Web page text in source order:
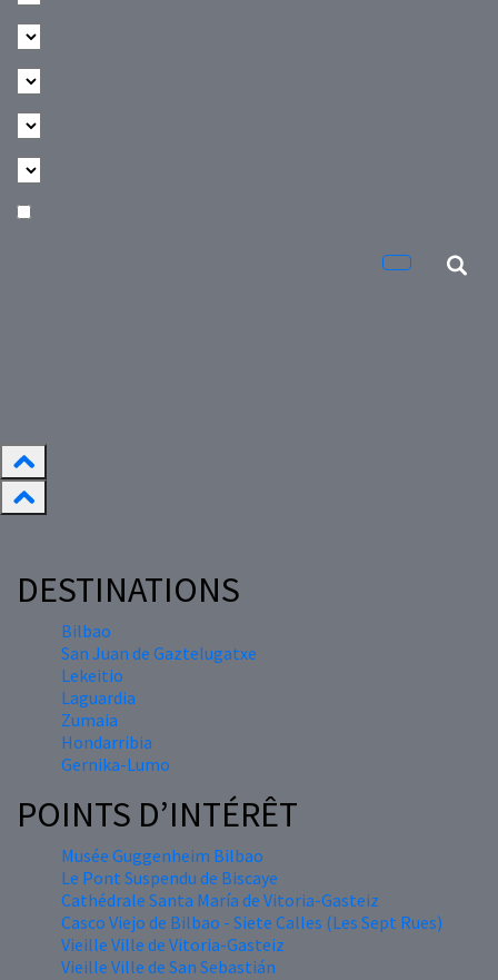
DESTINATIONS
Bilbao
San Juan de Gaztelugatxe
Lekeitio
Laguardia
Zumaia
Hondarribia
Gernika-Lumo
POINTS D’INTÉRÊT
Musée Guggenheim Bilbao
Le Pont Suspendu de Biscaye
Cathédrale Santa María de Vitoria-Gasteiz
Casco Viejo de Bilbao - Siete Calles (Les Sept Rues)
Vieille Ville de Vitoria-Gasteiz
Vieille Ville de San Sebastián